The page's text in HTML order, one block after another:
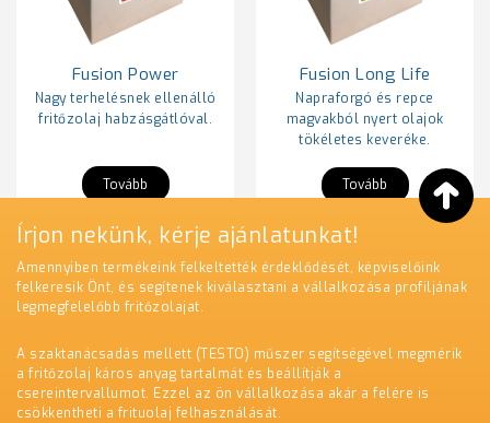
Fusion Power
Nagy terhelésnek ellenálló
fritőzolaj habzásgátlóval.
Tovább
Fusion Long Life
Napraforgó és repce
magvakból nyert olajok
tökéletes keveréke.
Tovább
Írjon nekünk, kérje ajánlatunkat!
Amennyiben termékeink felkeltették érdeklődését, képviselőink
felkeresik Önt, és segítenek kiválasztani a vállalkozása profiljának
legmegfelelőbb fritőzolajat.
A szaktanácsadás mellett (TESTO) műszer segítségével megmérik
a fritőzolaj káros anyag tartalmát és beállítják a
csereintervallumot. Ezzel az ön vállalkozása akár a felére is
csökkentheti a frituolaj felhasználását.